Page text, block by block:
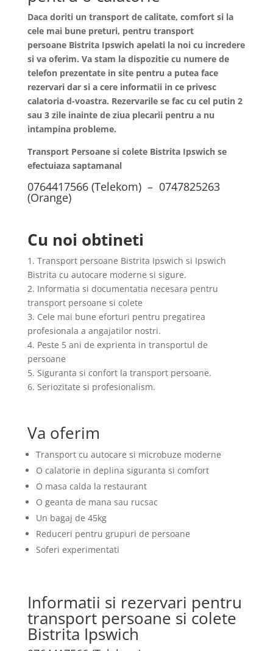
Daca doriti un transport de calitate, comfort si la
cele mai bune preturi, pentru transport
persoane Bistrita Ipswich apelati la noi cu incredere
si va oferim. Va stam la dispozitie cu numere de
telefon prezentate in site pentru a putea face
rezervari dar si a cere informatii in ce privesc
calatoria d-voastra. Rezervarile se fac cu cel putin 2
sau 3 zile inainte de ziua plecarii pentru a nu
intampina probleme.
Transport Persoane si colete Bistrita Ipswich se
efectuiaza saptamanal
0764417566 (Telekom) – 0747825263
(Orange)
Cu noi obtineti
1. Transport persoane Bistrita Ipswich si Ipswich
Bistrita cu autocare moderne si sigure.
2. Informatia si documentatia necesara pentru
transport persoane si colete
3. Cele mai bune eforturi pentru pregatirea
profesionala a angajatilor nostri.
4. Peste 5 ani de exprienta in transportul de
persoane
5. Siguranta si confort la transport persoane.
6. Seriozitate si profesionalism.
Va oferim
Transport cu autocare si microbuze moderne
O calatorie in deplina siguranta si comfort
O masa calda la restaurant
O geanta de mana sau rucsac
Un bagaj de 45kg
Reduceri pentru grupuri de persoane
Soferi experimentati
Informatii si rezervari pentru
transport persoane si colete
Bistrita Ipswich